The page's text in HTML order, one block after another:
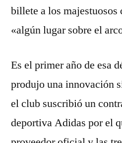
billete a los majestuosos
«algún lugar sobre el
Es el primer año de esa
produjo una innovación
el club suscribió un
deportiva Adidas por el